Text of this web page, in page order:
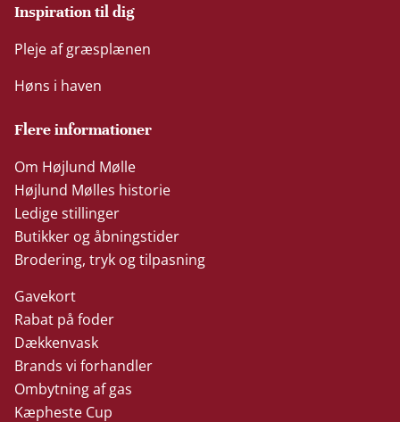
Inspiration til dig
Pleje af græsplænen
Høns i haven
Flere informationer
Om Højlund Mølle
Højlund Mølles historie
Ledige stillinger
Butikker og åbningstider
Brodering, tryk og tilpasning
Gavekort
Rabat på foder
Dækkenvask
Brands vi forhandler
Ombytning af gas
Kæpheste Cup